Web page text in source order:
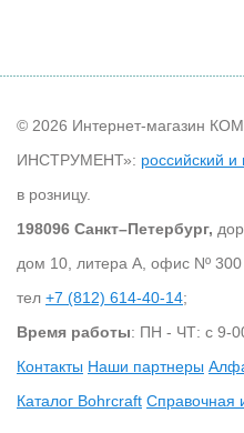
© 2026 Интернет-магазин
ИНСТРУМЕНТ»: российский
в розницу.
198096 Санкт–Петербург,
дом 10, литера А, офис Nº 300
тел +7 (812) 614-40-14;
Время работы: ПН - ЧТ: с 9-
Контакты Наши партнеры
Каталог Bohrcraft Справочная